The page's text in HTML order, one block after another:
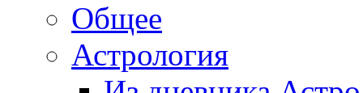
Общее
Астрология